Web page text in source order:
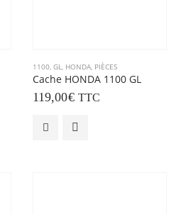
1100, GL, HONDA, PIÈCES
Cache HONDA 1100 GL
119,00€ TTC